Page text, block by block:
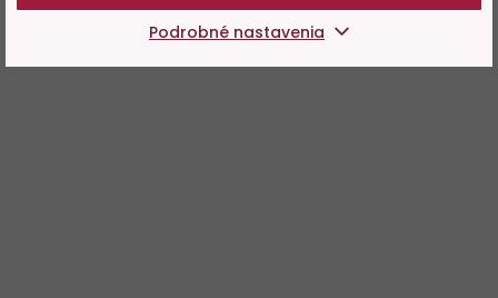
Podrobné nastavenia